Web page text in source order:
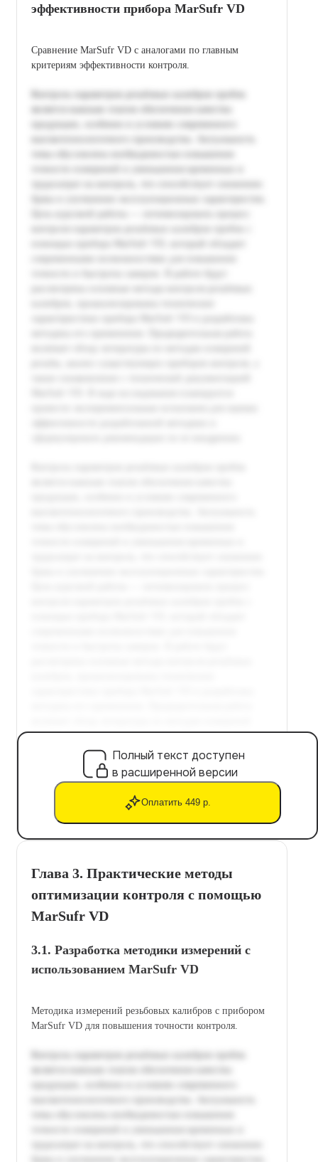
эффективности прибора MarSufr VD
Сравнение MarSufr VD с аналогами по главным
критериям эффективности контроля.
Полный текст доступен
в расширенной версии
Оплатить 449 р.
Глава 3. Практические методы
оптимизации контроля с помощью
MarSufr VD
3.1. Разработка методики измерений с
использованием MarSufr VD
Методика измерений резьбовых калибров с прибором
MarSufr VD для повышения точности контроля.